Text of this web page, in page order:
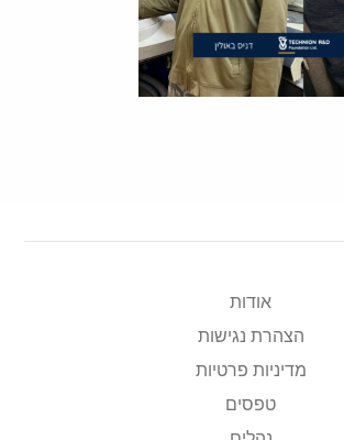
אודות
הצהרת נגישות
מדיניות פרטיות
טפסים